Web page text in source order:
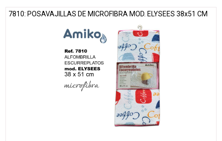
7810: POSAVAJILLAS DE MICROFIBRA MOD. ELYSEES 38x51 CM